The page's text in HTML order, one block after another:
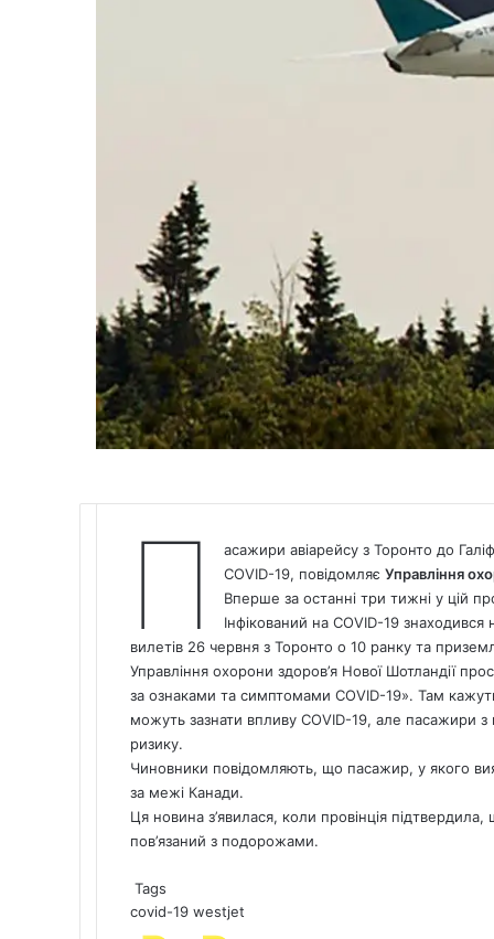
П
асажири авіарейсу з Торонто до
COVID-19, повідомляє Управління
Вперше за останні три тижні у цій
Інфікований на COVID-19
вилетів 26 червня з Торонто о 10 ранку та
Управління охорони здоров’я Нової Шотландії
за ознаками та симптомами COVID-19». Там
можуть зазнати впливу COVID-19, але пасажири з
ризику.
Чиновники повідомляють, що пасажир, у якого
за межі Канади.
Ця новина з’явилася, коли провінція
пов’язаний з подорожами.
Tags
covid-19 westjet